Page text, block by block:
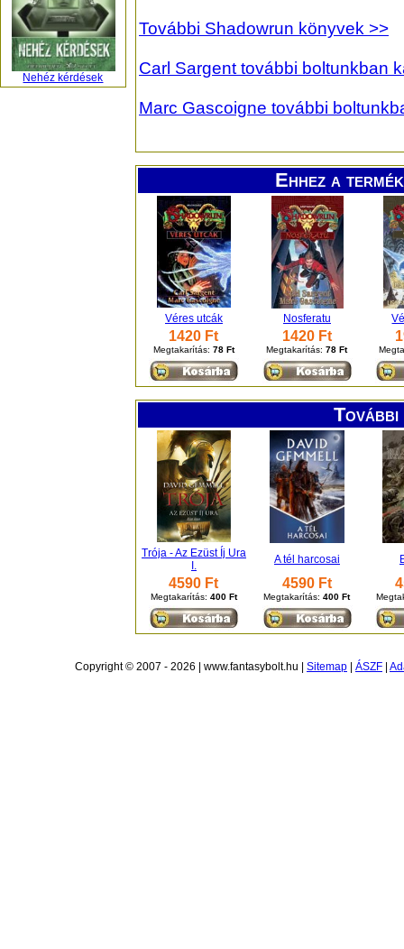
Nehéz kérdések
További Shadowrun könyvek >>
Carl Sargent további boltunkban
Marc Gascoigne további
Ehhez a
Véres utcák Nosferatu
1420 Ft
Megtakarítás: 78 Ft
1420 Ft
Megtakarítás:78 Ft
Trója - Az Ezüst Íj Ura
I.
A tél harcosai
4590 Ft
Megtakarítás: 400 Ft
4590 Ft
Megtakarítás:400 Ft
Copyright © 2007 - 2026 | www.fantasybolt.hu | Sitemap ÁSZF